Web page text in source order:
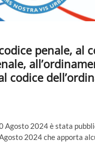
penale, al
codice
Agosto 2024 è stata
2024 che apporta